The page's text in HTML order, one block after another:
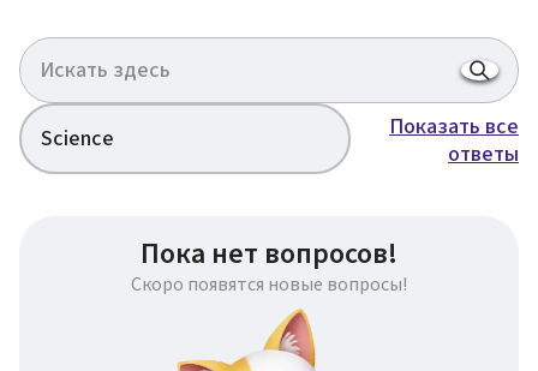
Science
Показать все
ответы
Пока нет вопросов!
Скоро появятся новые вопросы!